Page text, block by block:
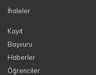
İhaleler
Kayıt
Başvuru
Haberler
Öğrenciler